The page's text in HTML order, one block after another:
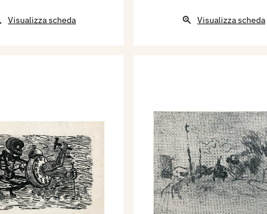
Visualizza scheda Visualizza scheda